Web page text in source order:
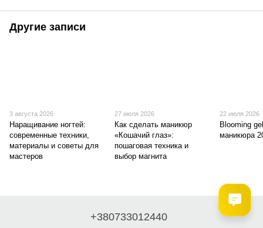
Другие записи
3 августа 2026
Наращивание ногтей:
современные техники,
материалы и советы для
мастеров
27 июля 2026
Как сделать маникюр
«Кошачий глаз»:
пошаговая техника и
выбор магнита
22 июля 2026
Blooming
маникюра
+380733012440